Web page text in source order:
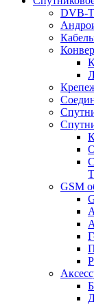
DVB-
GSM